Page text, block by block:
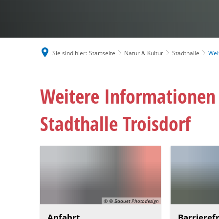
Sie sind hier: Startseite Natur & Kultur Stadthalle
Weitere
Stadthalle Troisdorf
© © Baquet Photodesign